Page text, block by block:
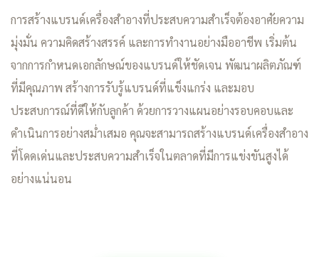
การสร้างแบรนด์เครื่องสำอางที่ประสบความสำเร็จต้องอาศัยความ
มุ่งมั่น ความคิดสร้างสรรค์ และการทำงานอย่างมืออาชีพ เริ่มต้น
จากการกำหนดเอกลักษณ์ของแบรนด์ให้ชัดเจน พัฒนาผลิตภัณฑ์
ที่มีคุณภาพ สร้างการรับรู้แบรนด์ที่แข็งแกร่ง และมอบ
ประสบการณ์ที่ดีให้กับลูกค้า ด้วยการวางแผนอย่างรอบคอบและ
ดำเนินการอย่างสม่ำเสมอ คุณจะสามารถสร้างแบรนด์เครื่องสำอาง
ที่โดดเด่นและประสบความสำเร็จในตลาดที่มีการแข่งขันสูงได้
อย่างแน่นอน